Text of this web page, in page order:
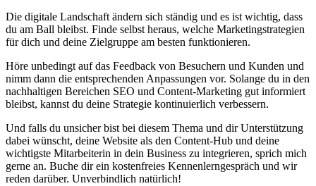
Die digitale Landschaft ändern sich ständig und es ist wichtig, dass
du am Ball bleibst. Finde selbst heraus, welche Marketingstrategien
für dich und deine Zielgruppe am besten funktionieren.
Höre unbedingt auf das Feedback von Besuchern und Kunden und
nimm dann die entsprechenden Anpassungen vor. Solange du in den
nachhaltigen Bereichen SEO und Content-Marketing gut informiert
bleibst, kannst du deine Strategie kontinuierlich verbessern.
Und falls du unsicher bist bei diesem Thema und dir Unterstützung
dabei wünscht, deine Website als den Content-Hub und deine
wichtigste Mitarbeiterin in dein Business zu integrieren, sprich mich
gerne an. Buche dir ein kostenfreies Kennenlerngespräch und wir
reden darüber. Unverbindlich natürlich!